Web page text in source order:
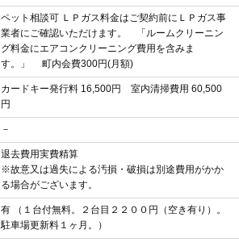
ペット相談可 ＬＰガス料金はご契約前にＬＰガス事
業者にご確認いただけます。 「ルームクリーニン
グ料金にエアコンクリーニング費用を含みま
す。」 町内会費300円(月額)
カードキー発行料 16,500円 室内清掃費用 60,500
円
－
退去費用実費精算
※故意又は過失による汚損・破損は別途費用がかか
る場合がございます。
有 （１台付無料。２台目２２００円（空き有り）。
駐車場更新料１ヶ月。）